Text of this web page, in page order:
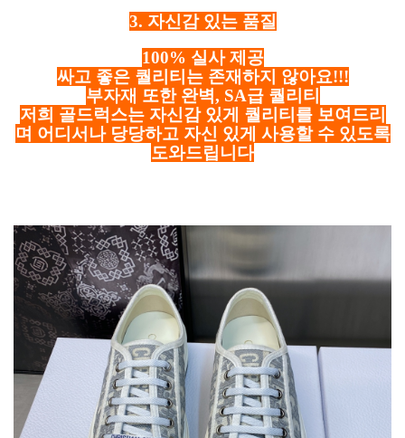
3. 자신감 있는 품질
100% 실사 제공
싸고 좋은 퀄리티는 존재하지 않아요!!!
부자재 또한 완벽, SA급 퀄리티
저희 골드럭스는 자신감 있게 퀄리티를 보여드리
며 어디서나 당당하고 자신 있게 사용할 수 있도록
도와드립니다